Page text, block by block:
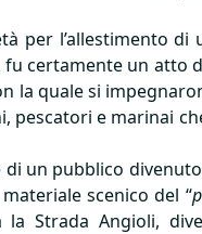
per l’allestimento
certamente un atto
la quale si
pescatori e marinai
di un pubblico
scenico del “
Strada Angioli,